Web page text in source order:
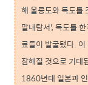
해 울릉도와 독도를
말내탐서', 독도를
료들이 발굴됐다.
잠해질 것으로 기대
1860년대 일본과